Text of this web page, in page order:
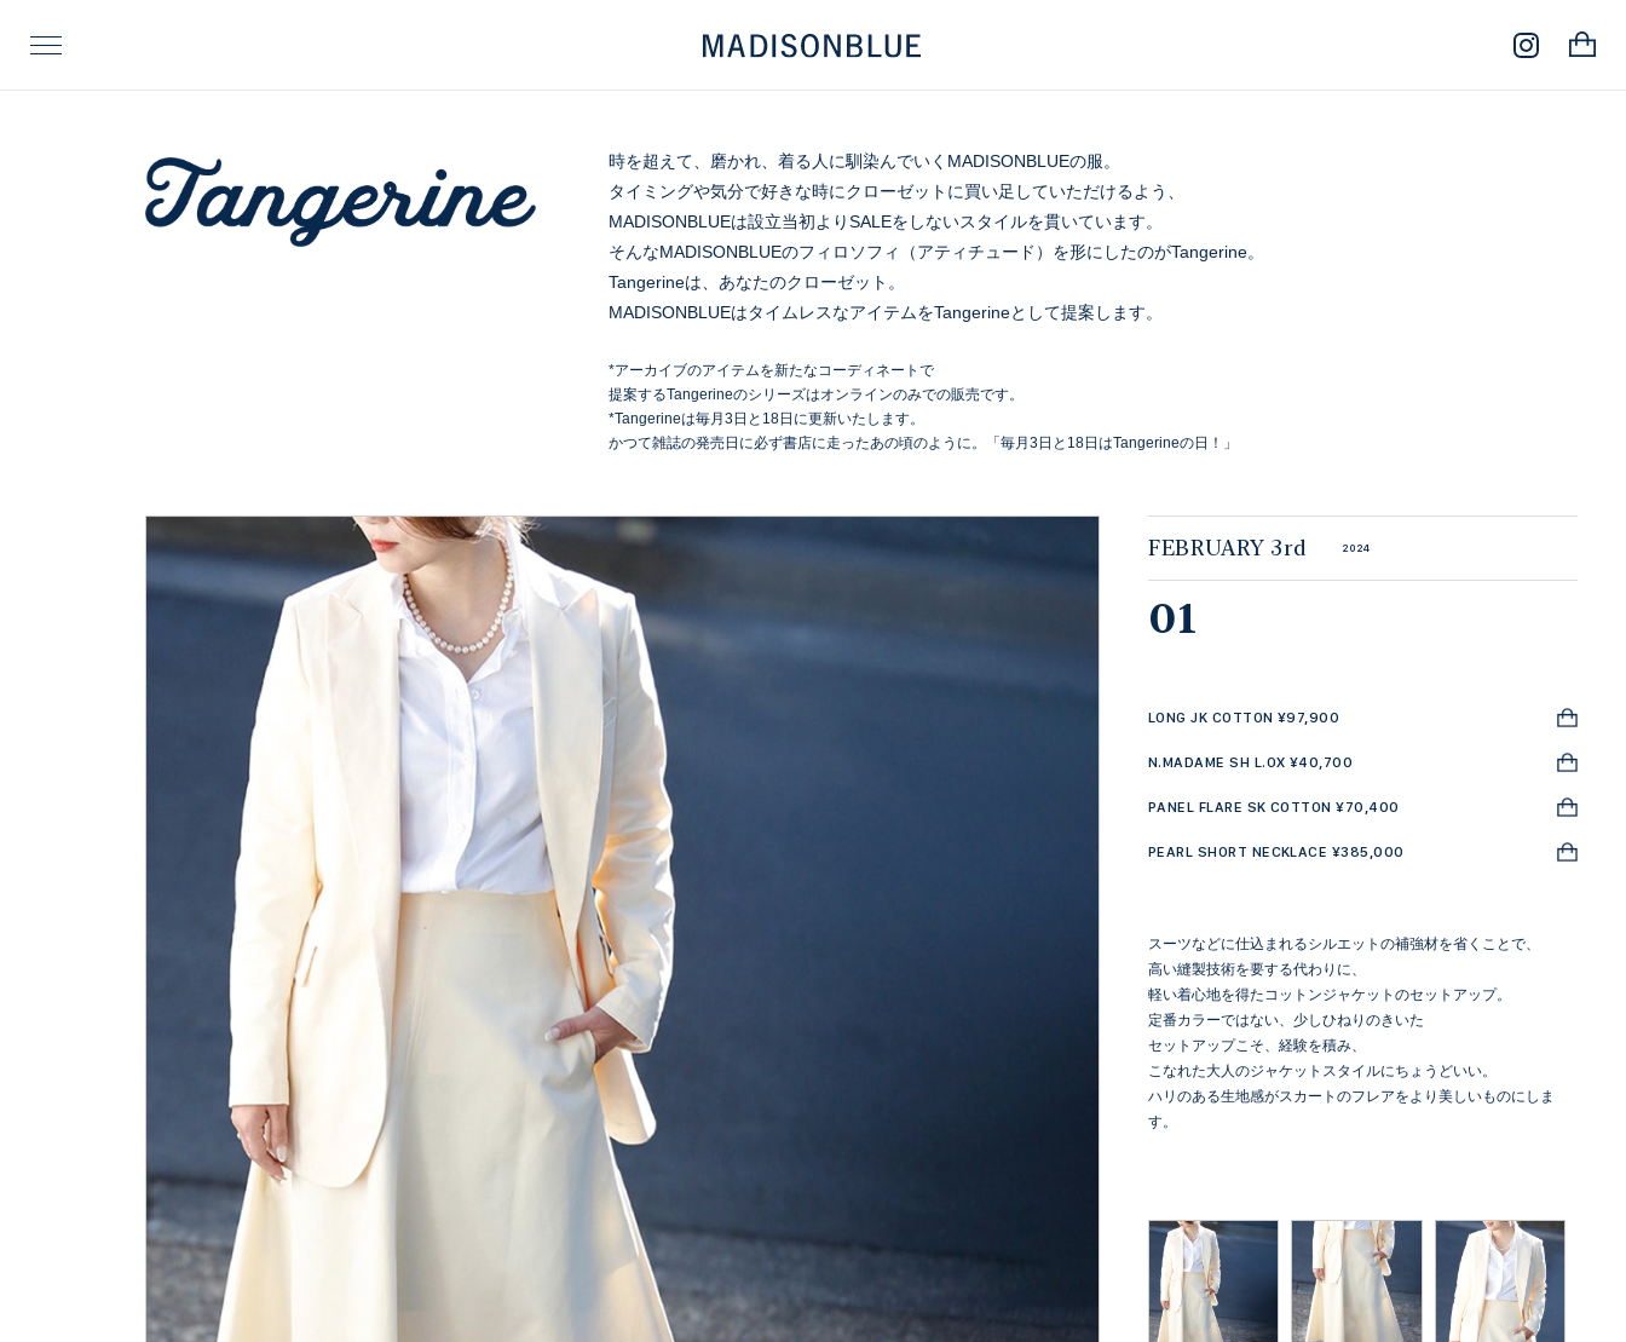
時を超えて、磨かれ、着る人に馴染んでいく MADISONBLUEの服。
タイミングや気分で好きな時にクローゼットに買い足していただけるよう、
MADISONBLUEは設立当初よりSALEをしないスタイルを貫いています。
そんなMADISONBLUEのフィロソフィ（アティチュード）を形にしたのがTangerine。
Tangerineは、あなたのクローゼット。
MADISONBLUEはタイムレスなアイテムをTangerineとして提案します。
*アーカイブのアイテムを新たなコーディネートで
提案するTangerineのシリーズはオンラインのみでの販売です。
*Tangerineは毎月3日と18日に更新いたします。
かつて雑誌の発売日に必ず書店に走ったあの頃のように。
「毎月3日と18日はTangerineの日！」
FEBRUARY 3rd 2024
01
LONG JK COTTON ¥97,900
N.MADAME SH L.OX ¥40,700
PANEL FLARE SK COTTON ¥70,400
PEARL SHORT NECKLACE ¥385,000
スーツなどに仕込まれるシルエットの補強材を省くことで、
高い縫製技術を要する代わりに、
軽い着心地を得たコットンジャケットのセットアップ。
定番カラーではない、少しひねりのきいた
セットアップこそ、経験を積み、
こなれた大人のジャケットスタイルにちょうどいい。
ハリのある生地感がスカートのフレアをより美しいものにしま
す。